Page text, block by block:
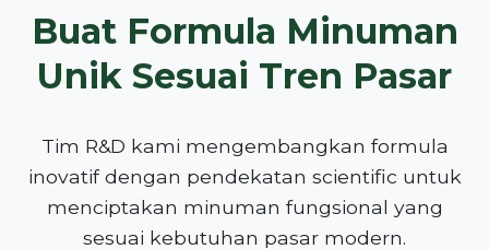
Buat Formula Minuman
Unik Sesuai Tren Pasar
Tim R&D kami mengembangkan formula
inovatif dengan pendekatan scientific untuk
menciptakan minuman fungsional yang
sesuai kebutuhan pasar modern.